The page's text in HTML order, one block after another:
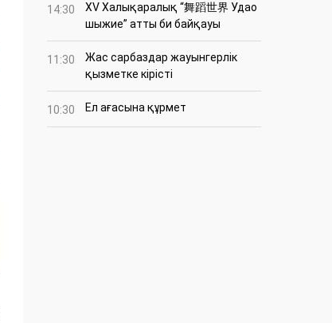
14:30
XV Халықаралық “舞蹈世界 Удао
шыжие” атты би байқауы
11:30
Жас сарбаздар жауынгерлік
қызметке кірісті
10:30 Ел ағасына құрмет